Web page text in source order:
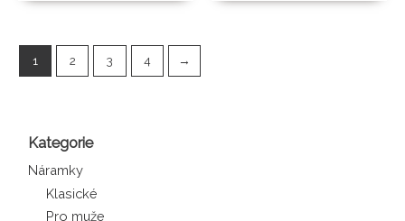
Kategorie
Náramky
Klasické
Pro muže
1 2 3 4 →